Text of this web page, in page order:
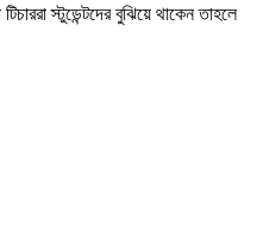
স্টুডেন্টদের বুঝিয়ে থাকেন তাহলে